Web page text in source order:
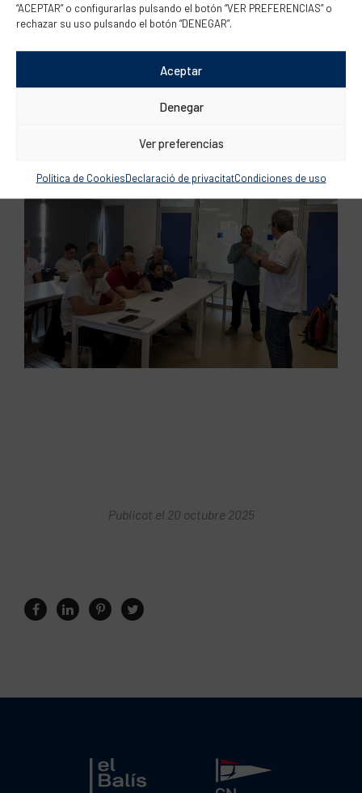
“ACEPTAR” o configurarlas pulsando el botón “VER PREFERENCIAS” o
rechazar su uso pulsando el botón “DENEGAR”.
Aceptar
Denegar
Ver preferencias
Política de CookiesDeclaració de privacitatCondiciones de uso
Publicat el 20 octubre 2025